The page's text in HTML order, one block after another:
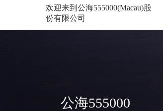
欢迎来到公海555000(Macau)股
份有限公司
公海555000